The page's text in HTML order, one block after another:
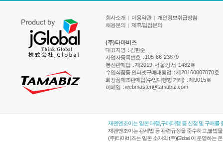
회사소개 이용약관
개인정보취급방침
채용문의
제휴/입점문의
(주)타마비즈
대표자명 : 김현준
사업자등록번호 : 105-86-23879
통신판매업 :제2019-서울강서-1482호
수입식품등 인터넷구매대행업 :제20160007070호
화장품제조판매업(수입대행형 거래) :제9015호
이메일 :webmaster@tamabiz.com
재팬엔조이는 일본 대행,구매대행 등 신청 및 구매
재팬엔조이는 관세법 등 관련규정을 준수하고,불법
(주)타마비즈는 일본 소재의 (주)jGlobal 이 운영하는